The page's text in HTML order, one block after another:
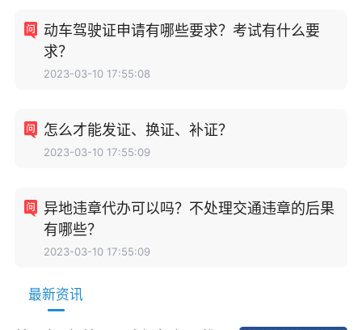
动车驾驶证申请有哪些要求？考试有什么要
求？
2023-03-10 17:55:08
怎么才能发证、换证、补证？
2023-03-10 17:55:09
异地违章代办可以吗？不处理交通违章的后果
有哪些？
2023-03-10 17:55:09
最新资讯